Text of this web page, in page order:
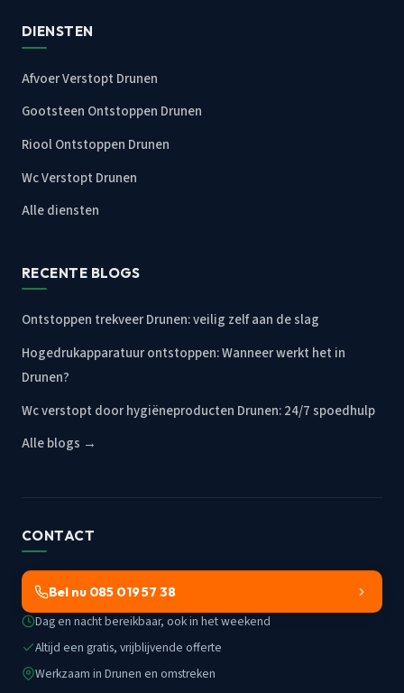
DIENSTEN
Afvoer Verstopt Drunen
Gootsteen Ontstoppen Drunen
Riool Ontstoppen Drunen
Wc Verstopt Drunen
Alle diensten
RECENTE BLOGS
Ontstoppen trekveer Drunen: veilig zelf aan de slag
Hogedrukapparatuur ontstoppen: Wanneer werkt het in
Drunen?
Wc verstopt door hygiëneproducten Drunen: 24/7 spoedhulp
Alle blogs →
CONTACT
Bel nu 085 019 57 38
Dag en nacht bereikbaar, ook in het weekend
Altijd een gratis, vrijblijvende offerte
Werkzaam in Drunen en omstreken